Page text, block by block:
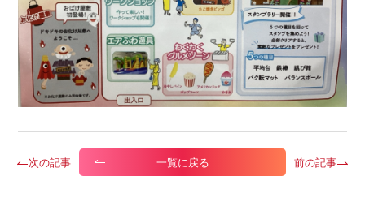
次の記事 一覧に戻る 前の記事